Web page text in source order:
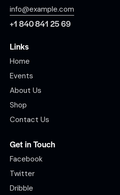
info@example.com
+1 840 841 25 69
Links
Home
Events
About Us
Shop
Contact Us
Get in Touch
Facebook
Twitter
Dribble